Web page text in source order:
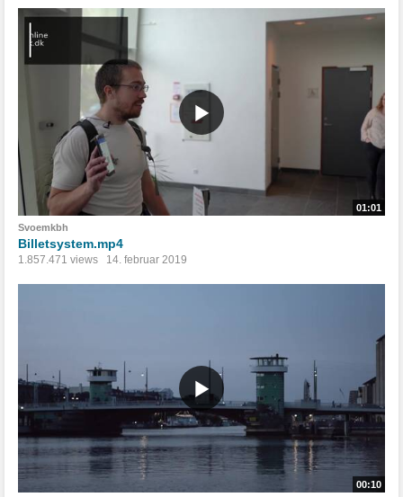
01:01
Svoemkbh
Billetsystem.mp4
1.857.471 views 14. februar 2019
00:10